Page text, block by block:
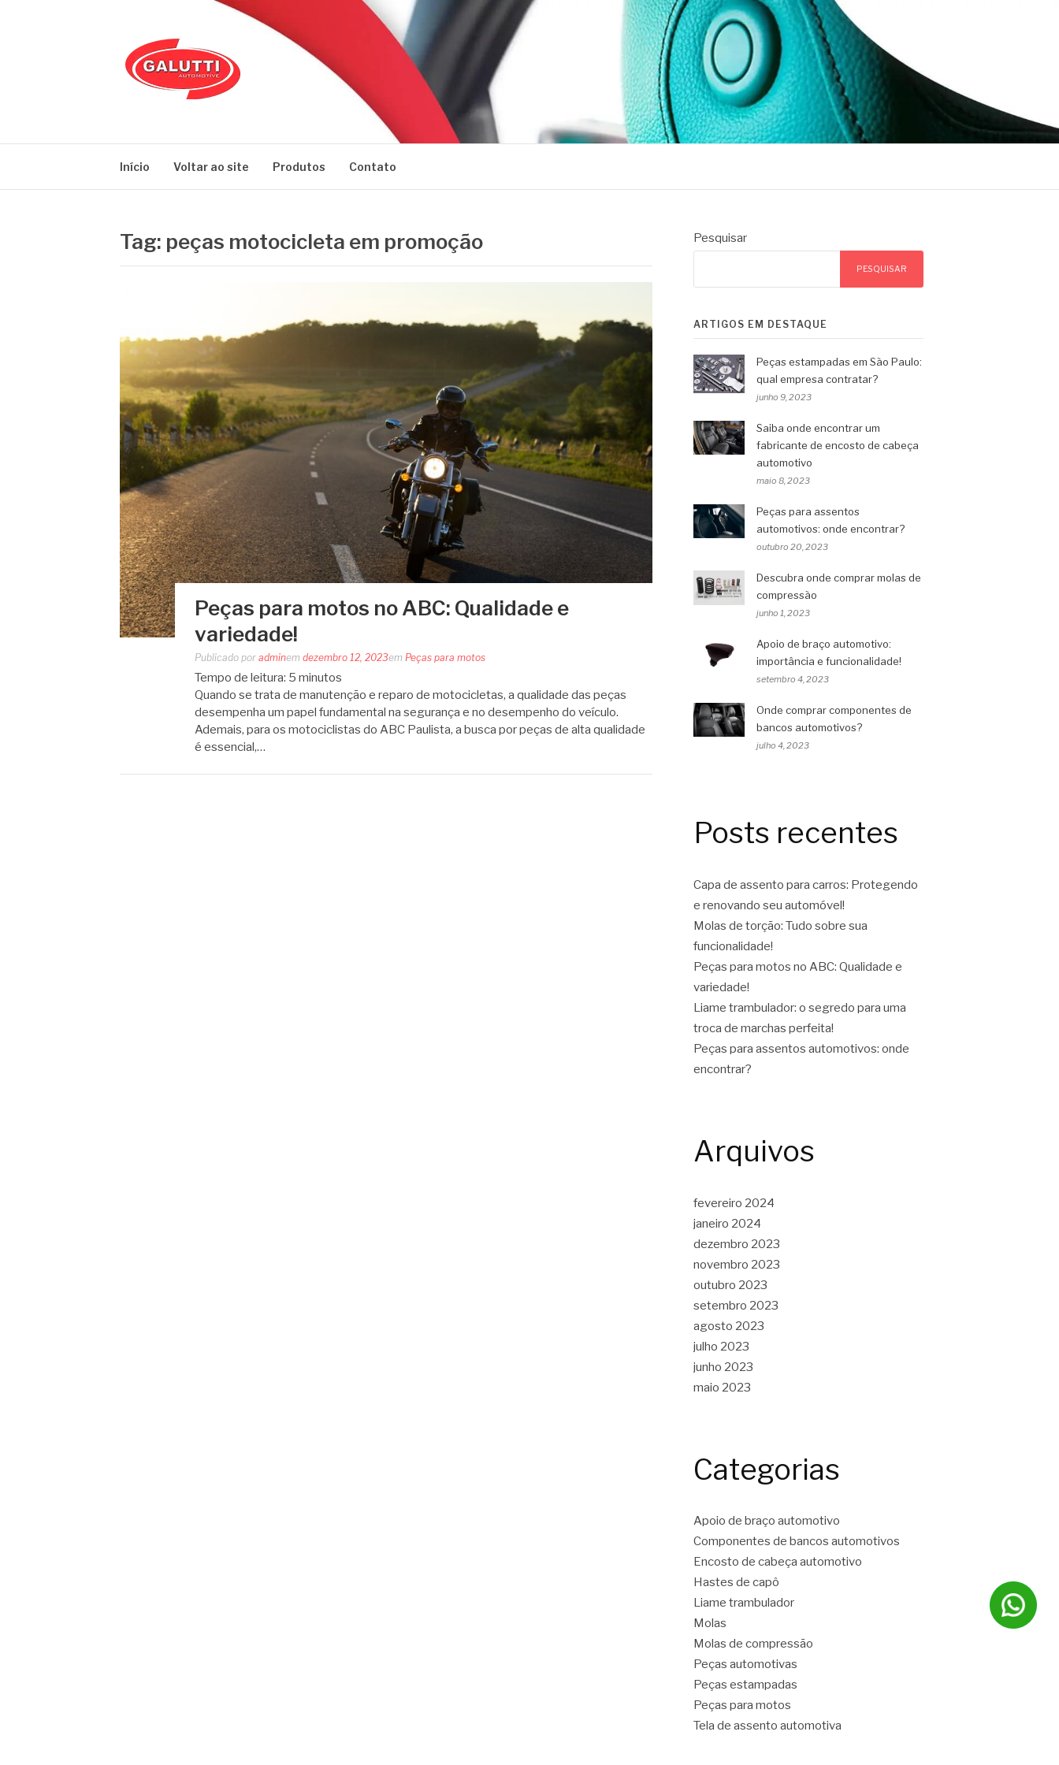
Início Voltar ao site Produtos Contato
Tag: peças motocicleta em promoção
Peças para motos no ABC: Qualidade e
variedade!
Publicado por adminem dezembro 12, 2023em Peças para motos
Tempo de leitura: 5 minutos
Quando se trata de manutenção e reparo de motocicletas, a qualidade das peças
desempenha um papel fundamental na segurança e no desempenho do veículo.
Ademais, para os motociclistas do ABC Paulista, a busca por peças de alta qualidade
é essencial,…
Pesquisar
PESQUISAR
ARTIGOS EM DESTAQUE
Peças estampadas em São Paulo:
qual empresa contratar?
junho 9, 2023
Saiba onde encontrar um
fabricante de encosto de cabeça
automotivo
maio 8, 2023
Peças para assentos
automotivos: onde encontrar?
outubro 20, 2023
Descubra onde comprar molas de
compressão
junho 1, 2023
Apoio de braço automotivo:
importância e funcionalidade!
setembro 4, 2023
Onde comprar componentes de
bancos automotivos?
julho 4, 2023
Posts recentes
Capa de assento para carros: Protegendo
e renovando seu automóvel!
Molas de torção: Tudo sobre sua
funcionalidade!
Peças para motos no ABC: Qualidade e
variedade!
Liame trambulador: o segredo para uma
troca de marchas perfeita!
Peças para assentos automotivos: onde
encontrar?
Arquivos
fevereiro 2024
janeiro 2024
dezembro 2023
novembro 2023
outubro 2023
setembro 2023
agosto 2023
julho 2023
junho 2023
maio 2023
Categorias
Apoio de braço automotivo
Componentes de bancos automotivos
Encosto de cabeça automotivo
Hastes de capô
Liame trambulador
Molas
Molas de compressão
Peças automotivas
Peças estampadas
Peças para motos
Tela de assento automotiva